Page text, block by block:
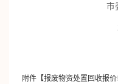
市
附件【报废物资处置回收报